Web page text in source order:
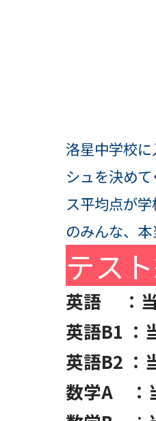
洛星中学校に
シュを決め
ス平均点が
のみんな、
テス
英語 ：当
英語B1 ：
英語B2 ：
数学A ：